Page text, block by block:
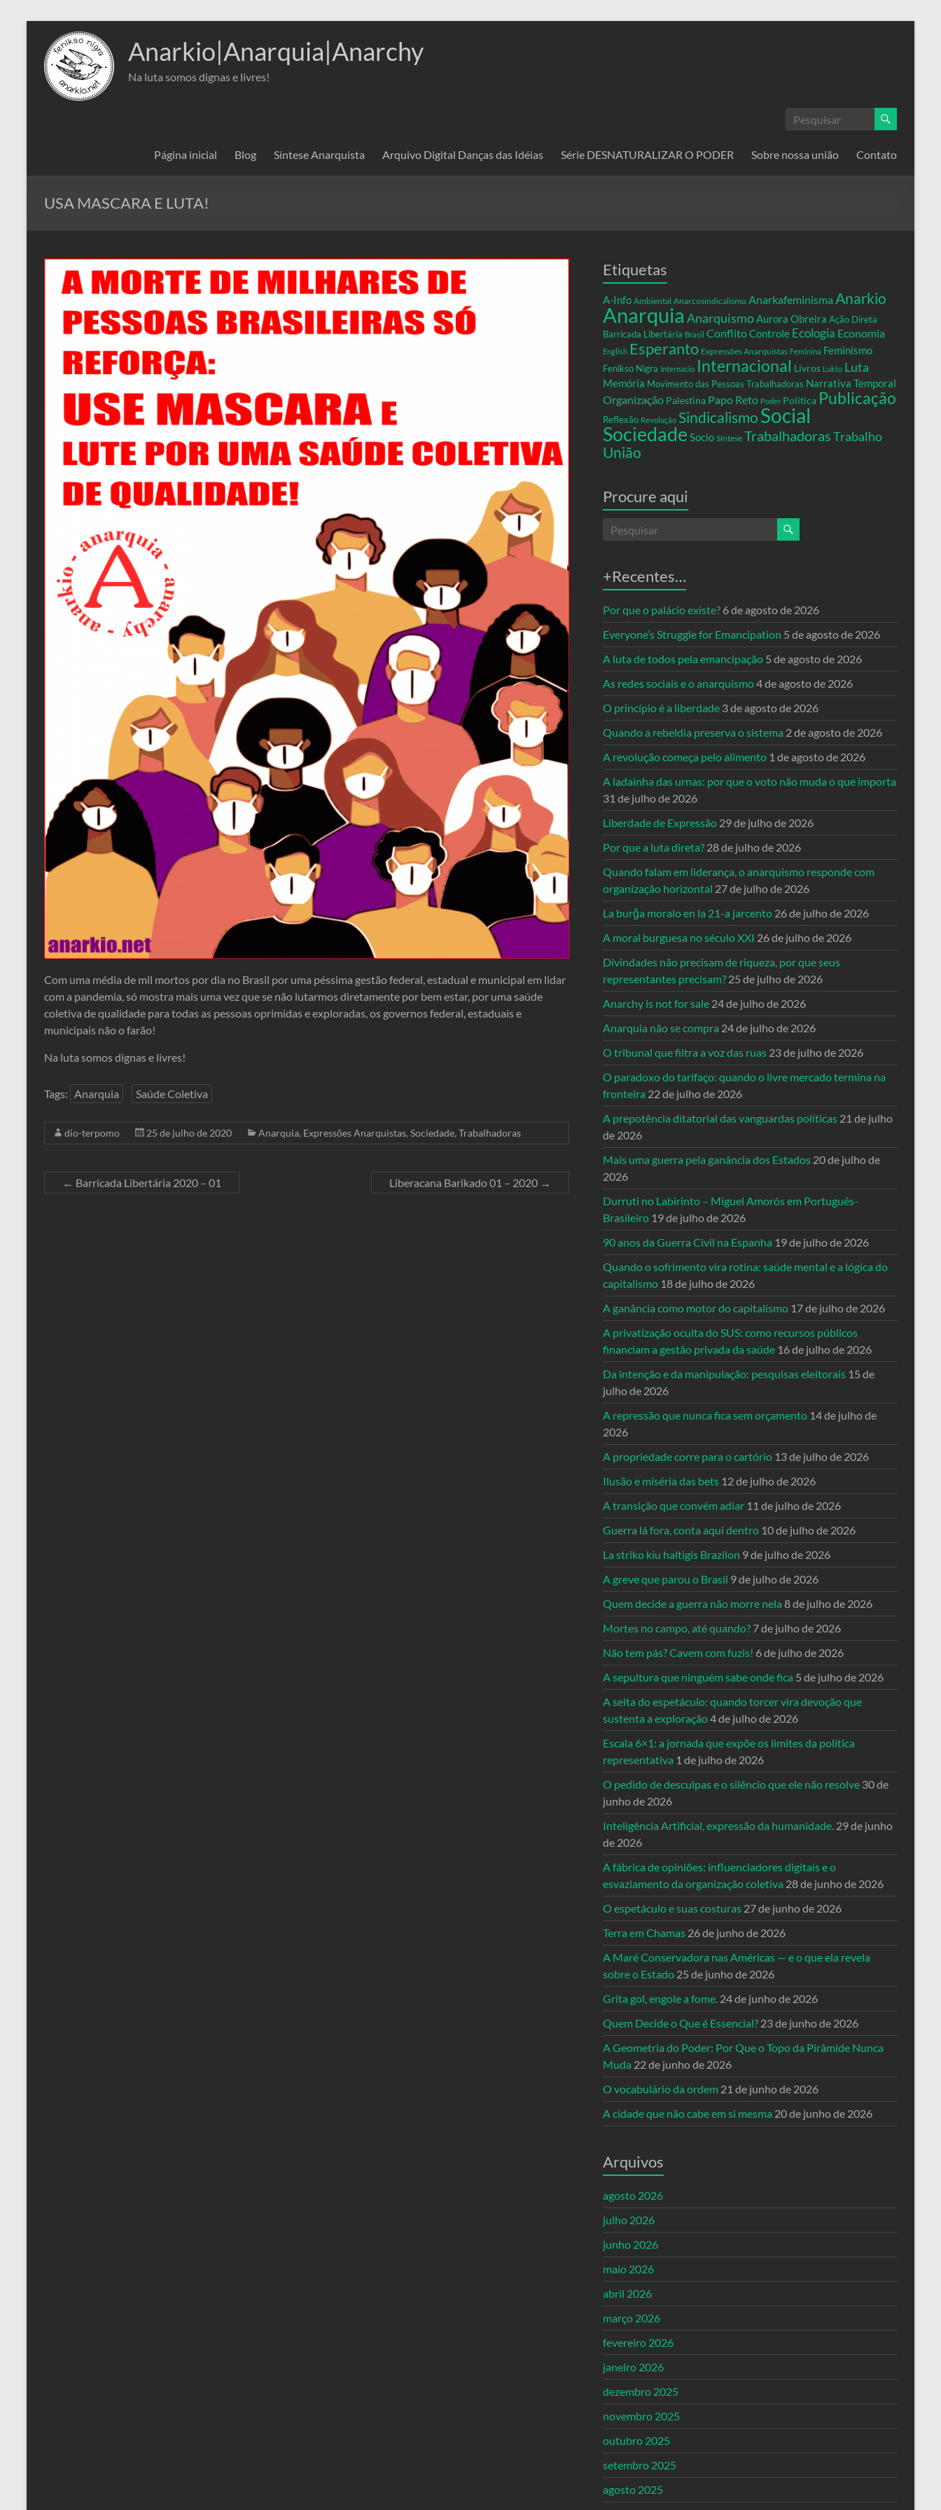
conteúdo
Anarkio|Anarquia|Anarchy
Na luta somos dignas e livres!
Página inicial Blog Síntese Anarquista Arquivo Digital Danças das Idéias Série DESNATURALIZAR O PODER Sobre nossa união Contato
USA MASCARA E LUTA!
Com uma média de mil mortos por dia no Brasil por uma péssima gestão federal, estadual e municipal em lidar
com a pandemia, só mostra mais uma vez que se não lutarmos diretamente por bem estar, por uma saúde
coletiva de qualidade para todas as pessoas oprimidas e exploradas, os governos federal, estaduais e
municipais não o farão!
Na luta somos dignas e livres!
Tags: Anarquia Saúde Coletiva
dio-terpomo 25 de julho de 2020 Anarquia, Expressões Anarquistas, Sociedade, Trabalhadoras
← Barricada Libertária 2020 – 01 Liberacana Barikado 01 – 2020 →
Etiquetas
A-Info Ambiental Anarcosindicalismo Anarkafeminisma Anarkio
Anarquia AnarquismoAurora Obreira Ação Direta
Barricada Libertária Brasil ConflitoControle Ecologia Economia
English Esperanto Expressões Anarquistas Feminina Feminismo
Fenikso Nigra Internacio Internacional Livros Lukto Luta
Memória Movimento das Pessoas Trabalhadoras Narrativa Temporal
Organização Palestina Papo Reto Poder Política Publicação
Reflexão Revolução Sindicalismo Social
Sociedade Socio Síntese TrabalhadorasTrabalho
União
Procure aqui
+Recentes…
Por que o palácio existe? 6 de agosto de 2026
Everyone’s Struggle for Emancipation 5 de agosto de 2026
A luta de todos pela emancipação 5 de agosto de 2026
As redes sociais e o anarquismo4 de agosto de 2026
O princípio é a liberdade 3 de agosto de 2026
Quando a rebeldia preserva o sistema 2 de agosto de 2026
A revolução começa pelo alimento 1 de agosto de 2026
A ladainha das urnas: por que o voto não muda o que importa
31 de julho de 2026
Liberdade de Expressão 29 de julho de 2026
Por que a luta direta? 28 de julho de 2026
Quando falam em liderança, o anarquismo responde com
organização horizontal 27 de julho de 2026
La burĝa moralo en la 21-a jarcento 26 de julho de 2026
A moral burguesa no século XXI 26 de julho de 2026
Divindades não precisam de riqueza, por que seus
representantes precisam? 25 de julho de 2026
Anarchy is not for sale 24 de julho de 2026
Anarquia não se compra 24 de julho de 2026
O tribunal que filtra a voz das ruas 23 de julho de 2026
O paradoxo do tarifaço: quando o livre mercado termina na
fronteira 22 de julho de 2026
A prepotência ditatorial das vanguardas políticas 21 de julho
de 2026
Mais uma guerra pela ganância dos Estados 20 de julho de
2026
Durruti no Labirinto – Miguel Amorós em Português-
Brasileiro 19 de julho de 2026
90 anos da Guerra Civil na Espanha 19 de julho de 2026
Quando o sofrimento vira rotina: saúde mental e a lógica do
capitalismo 18 de julho de 2026
A ganância como motor do capitalismo 17 de julho de 2026
A privatização oculta do SUS: como recursos públicos
financiam a gestão privada da saúde 16 de julho de 2026
Da intenção e da manipulação: pesquisas eleitorais 15 de
julho de 2026
A repressão que nunca fica sem orçamento 14 de julho de
2026
A propriedade corre para o cartório 13 de julho de 2026
Ilusão e miséria das bets 12 de julho de 2026
A transição que convém adiar 11 de julho de 2026
Guerra lá fora, conta aqui dentro 10 de julho de 2026
La striko kiu haltigis Brazilon 9 de julho de 2026
A greve que parou o Brasil 9 de julho de 2026
Quem decide a guerra não morre nela 8 de julho de 2026
Mortes no campo, até quando? 7 de julho de 2026
Não tem pás? Cavem com fuzis! 6 de julho de 2026
A sepultura que ninguém sabe onde fica 5 de julho de 2026
A seita do espetáculo: quando torcer vira devoção que
sustenta a exploração4 de julho de 2026
Escala 6×1: a jornada que expõe os limites da política
representativa 1 de julho de 2026
O pedido de desculpas e o silêncio que ele não resolve 30 de
junho de 2026
Inteligência Artificial, expressão da humanidade. 29 de junho
de 2026
A fábrica de opiniões: influenciadores digitais e o
esvaziamento da organização coletiva 28 de junho de 2026
O espetáculo e suas costuras 27 de junho de 2026
Terra em Chamas 26 de junho de 2026
A Maré Conservadora nas Américas — e o que ela revela
sobre o Estado 25 de junho de 2026
Grita gol, engole a fome. 24 de junho de 2026
Quem Decide o Que é Essencial? 23 de junho de 2026
A Geometria do Poder: Por Que o Topo da Pirâmide Nunca
Muda 22 de junho de 2026
O vocabulário da ordem 21 de junho de 2026
A cidade que não cabe em si mesma 20 de junho de 2026
Arquivos
agosto 2026
julho 2026
junho 2026
maio 2026
abril 2026
março 2026
fevereiro 2026
janeiro 2026
dezembro 2025
novembro 2025
outubro 2025
setembro 2025
agosto 2025